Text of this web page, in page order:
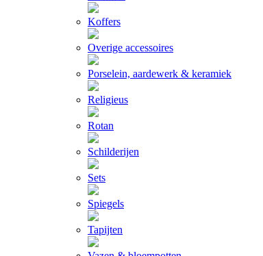
Koffers
Overige accessoires
Porselein, aardewerk & keramiek
Religieus
Rotan
Schilderijen
Sets
Spiegels
Tapijten